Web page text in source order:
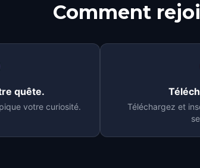
Comment
quête.
votre curiosité.
Téléchargez et